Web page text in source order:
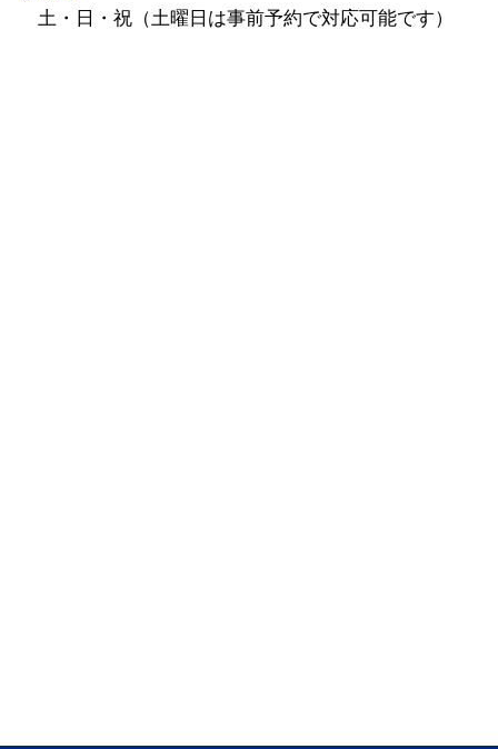
土・日・祝（土曜日は事前予約で対応可能です）